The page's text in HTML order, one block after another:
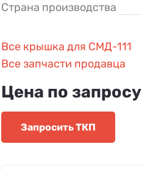
Страна производства
Все крышка для СМД-111
Все запчасти продавца
Цена по запросу
Запросить ТКП